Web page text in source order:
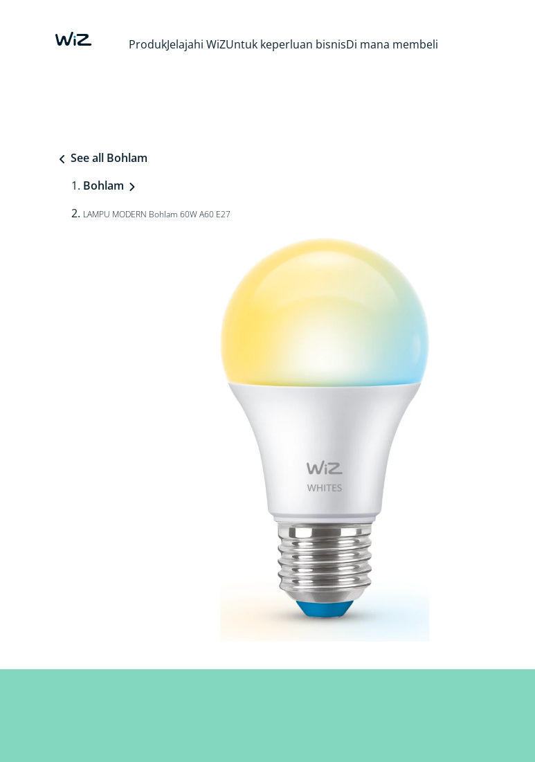
ProdukJelajahi WiZUntuk keperluan bisnisDi mana membeli
See all Bohlam
Bohlam
LAMPU MODERN Bohlam 60W A60 E27